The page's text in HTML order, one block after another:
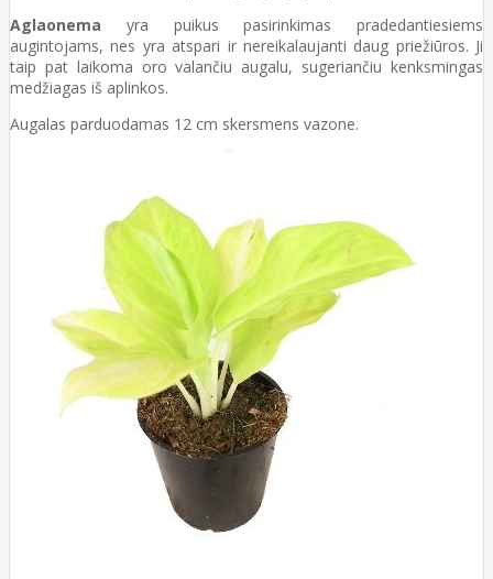
Aglaonema yra puikus pasirinkimas pradedantiesiems
augintojams, nes yra atspari ir nereikalaujanti daug priežiūros. Ji
taip pat laikoma oro valančiu augalu, sugeriančiu kenksmingas
medžiagas iš aplinkos.
Augalas parduodamas 12 cm skersmens vazone.